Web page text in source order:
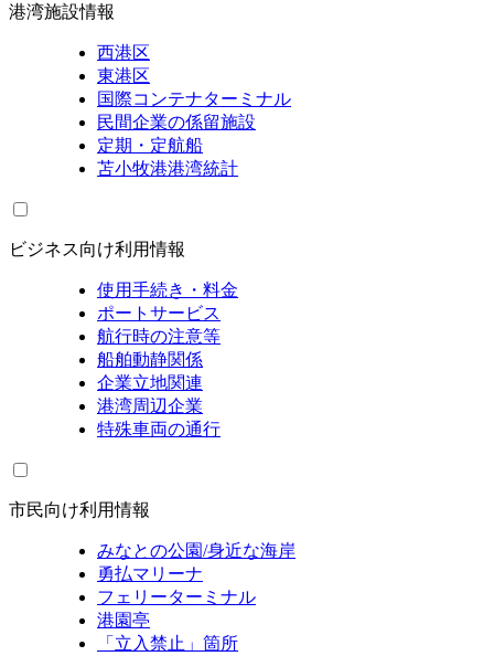
港湾施設情報
西港区
東港区
国際コンテナターミナル
民間企業の係留施設
定期・定航船
苫小牧港港湾統計
ビジネス向け利用情報
使用手続き・料金
ポートサービス
航行時の注意等
船舶動静関係
企業立地関連
港湾周辺企業
特殊車両の通行
市民向け利用情報
みなとの公園/身近な海岸
勇払マリーナ
フェリーターミナル
港園亭
「立入禁止」箇所